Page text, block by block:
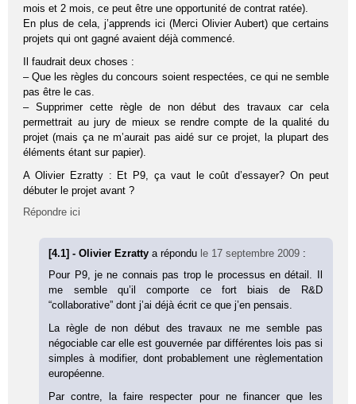
mois et 2 mois, ce peut être une opportunité de contrat ratée).
En plus de cela, j’apprends ici (Merci Olivier Aubert) que certains
projets qui ont gagné avaient déjà commencé.
Il faudrait deux choses :
– Que les règles du concours soient respectées, ce qui ne semble
pas être le cas.
– Supprimer cette règle de non début des travaux car cela
permettrait au jury de mieux se rendre compte de la qualité du
projet (mais ça ne m’aurait pas aidé sur ce projet, la plupart des
éléments étant sur papier).
A Olivier Ezratty : Et P9, ça vaut le coût d’essayer? On peut
débuter le projet avant ?
Répondre ici
[4.1] - Olivier Ezrattya répondu le 17 septembre 2009 :
Pour P9, je ne connais pas trop le processus en détail. Il
me semble qu’il comporte ce fort biais de R&D
“collaborative” dont j’ai déjà écrit ce que j’en pensais.
La règle de non début des travaux ne me semble pas
négociable car elle est gouvernée par différentes lois pas si
simples à modifier, dont probablement une règlementation
européenne.
Par contre, la faire respecter pour ne financer que les